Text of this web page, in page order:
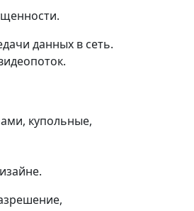
данных в сеть.
купольные,